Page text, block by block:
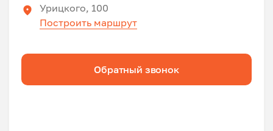
Урицкого, 100
Построить маршрут
Обратный звонок